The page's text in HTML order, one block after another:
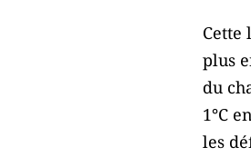
Cette
plus
du
1°C
les